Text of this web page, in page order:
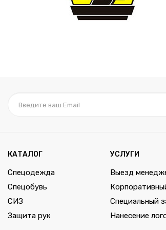
КАТАЛОГ
Спецодежда
Спецобувь
СИЗ
Защита рук
УСЛУГИ
Выезд
Специальный
Нанесение